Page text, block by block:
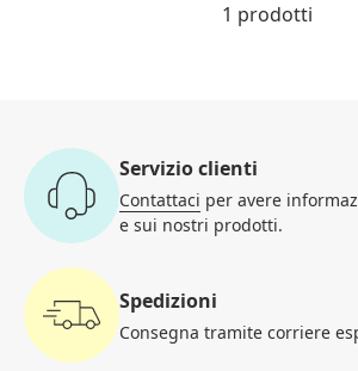
1 prodotti
Servizio clienti
Contattaci per avere
e sui nostri prodotti.
Spedizioni
Consegna tramite corriere